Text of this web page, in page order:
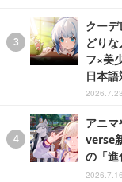
クーデ
どり
フ×美
日本語
アニ
verse
の「進